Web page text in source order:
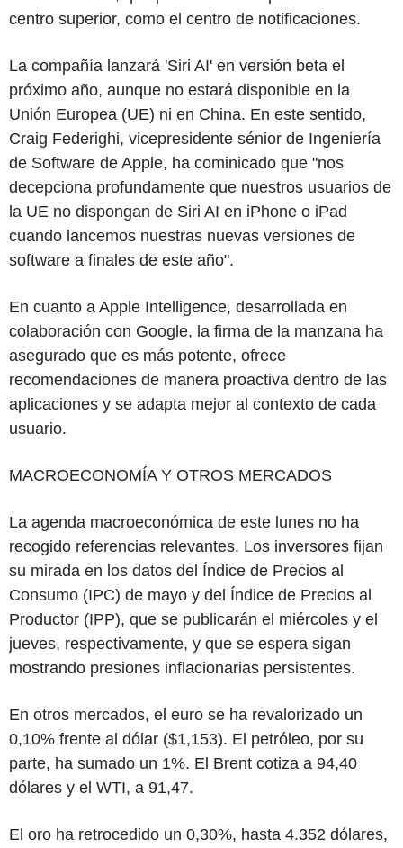
centro superior, como el centro de notificaciones.
La compañía lanzará 'Siri AI' en versión beta el
próximo año, aunque no estará disponible en la
Unión Europea (UE) ni en China. En este sentido,
Craig Federighi, vicepresidente sénior de Ingeniería
de Software de Apple, ha cominicado que "nos
decepciona profundamente que nuestros usuarios de
la UE no dispongan de Siri AI en iPhone o iPad
cuando lancemos nuestras nuevas versiones de
software a finales de este año".
En cuanto a Apple Intelligence, desarrollada en
colaboración con Google, la firma de la manzana ha
asegurado que es más potente, ofrece
recomendaciones de manera proactiva dentro de las
aplicaciones y se adapta mejor al contexto de cada
usuario.
MACROECONOMÍA Y OTROS MERCADOS
La agenda macroeconómica de este lunes no ha
recogido referencias relevantes. Los inversores fijan
su mirada en los datos del Índice de Precios al
Consumo (IPC) de mayo y del Índice de Precios al
Productor (IPP), que se publicarán el miércoles y el
jueves, respectivamente, y que se espera sigan
mostrando presiones inflacionarias persistentes.
En otros mercados, el euro se ha revalorizado un
0,10% frente al dólar ($1,153). El petróleo, por su
parte, ha sumado un 1%. El Brent cotiza a 94,40
dólares y el WTI, a 91,47.
El oro ha retrocedido un 0,30%, hasta 4.352 dólares,